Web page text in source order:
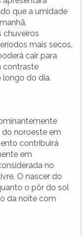
que a umidade
chuveiros
mais secos,
cair para
contraste
do dia.
noroeste em
contribuirá
em
no
O nascer do
o pôr do sol
da noite com